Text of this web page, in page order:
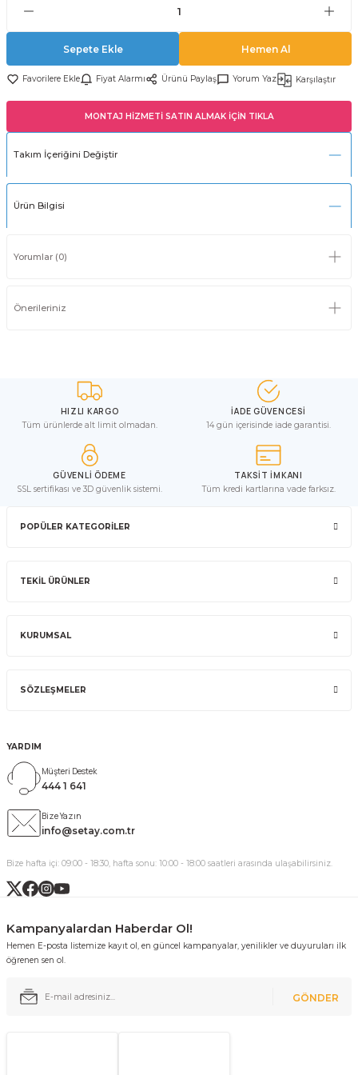
Sepete Ekle Hemen Al
Fiyat Alarmı Ürünü Paylaş Yorum Yaz Karşılaştır
MONTAJ HİZMETİ SATIN ALMAK İÇİN TIKLA
Takım İçeriğini Değiştir
Ürün Bilgisi
Yorumlar (0)
Önerileriniz
HIZLI KARGO
Tüm ürünlerde alt limit olmadan.
İADE GÜVENCESİ
14 gün içerisinde iade garantisi.
GÜVENLİ ÖDEME
SSL sertifikası ve 3D güvenlik sistemi.
TAKSİT İMKANI
Tüm kredi kartlarına vade farksız.
POPÜLER KATEGORİLER
TEKİL ÜRÜNLER
KURUMSAL
SÖZLEŞMELER
YARDIM
Müşteri Destek
444 1 641
Bize Yazın
info@setay.com.tr
Bize hafta içi: 09:00 - 18:30, hafta sonu: 10:00 - 18:00 saatleri arasında ulaşabilirsiniz.
Kampanyalardan Haberdar Ol!
Hemen E-posta listemize kayıt ol, en güncel kampanyalar, yenilikler ve duyuruları ilk
öğrenen sen ol.
GÖNDER